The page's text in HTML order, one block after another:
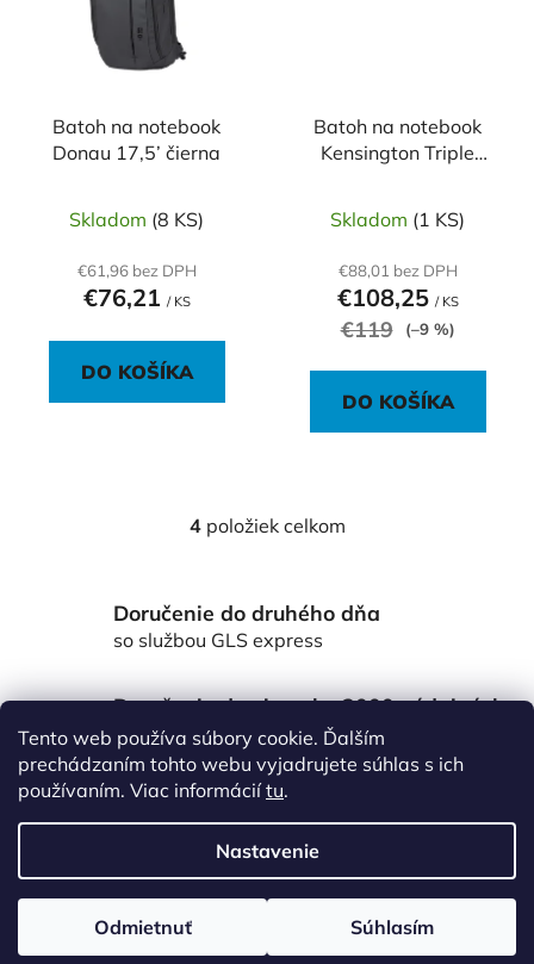
Tento web používa súbory cookie. Ďalším
prechádzaním tohto webu vyjadrujete súhlas s ich
používaním. Viac informáciítu.
Nastavenie
Odmietnuť Súhlasím
Batoh na notebook
Donau 17,5’ čierna
Skladom (8 KS)
€61,96 bez DPH
€76,21 / KS
DO KOŠÍKA
Batoh na notebook
Kensington Triple
Skladom (1 KS)
€88,01 bez DPH
€108,25 / KS
€119 (–9 %)
DO KOŠÍKA
O
á
d
c
e
p
r
v
k
y
v
p
4položiek celkom
Doručenie do druhého dňa
so službou GLS express
Doručenie do viac ako 3000 výdajných
miest Packeta
po celom Slovensku
Vytvoril Shoptet
Copyright 2026www.vsetkoprefirmu.sk. Všetky práva
vyhradené.Upraviť nastavenie cookies